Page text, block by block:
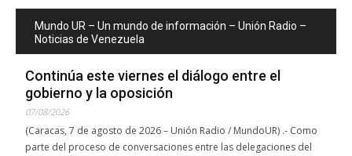
Mundo UR – Un mundo de información – Unión Radio –
Noticias de Venezuela
Continúa este viernes el diálogo entre el
gobierno y la oposición
07/08/2026
(Caracas, 7 de agosto de 2026 – Unión Radio / MundoUR) .- Como
parte del proceso de conversaciones entre las delegaciones del